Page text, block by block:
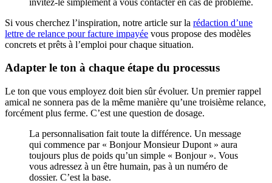
Si vous cherchez l’inspiration, notre article sur la rédaction d’une
lettre de relance pour facture impayée vous propose des modèles
concrets et prêts à l’emploi pour chaque situation.
Adapter le ton à chaque étape du processus
Le ton que vous employez doit bien sûr évoluer. Un premier rappel
amical ne sonnera pas de la même manière qu’une troisième relance,
forcément plus ferme. C’est une question de dosage.
La personnalisation fait toute la différence. Un message
qui commence par « Bonjour Monsieur Dupont » aura
toujours plus de poids qu’un simple « Bonjour ». Vous
vous adressez à un être humain, pas à un numéro de
dossier. C’est la base.